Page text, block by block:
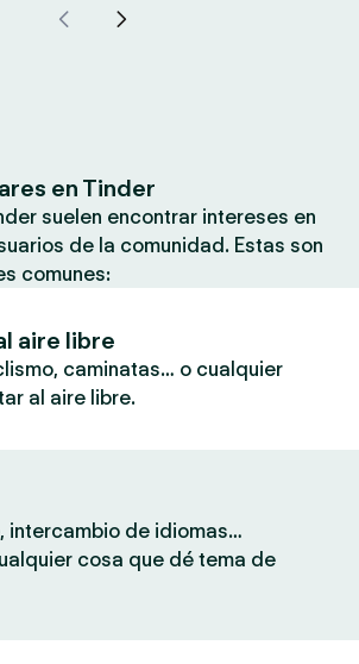
en Tinder
suelen encontrar intereses en
de la comunidad. Estas son
comunes:
aire libre
caminatas… o cualquier
al aire libre.
intercambio de idiomas…
cosa que dé tema de